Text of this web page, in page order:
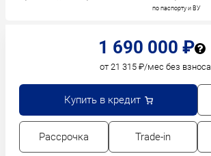
1 690 000 ₽
от 21 315 ₽/мес без взноса
Купить в кредит
Рассрочка Trade-in
по паспорту и ВУ